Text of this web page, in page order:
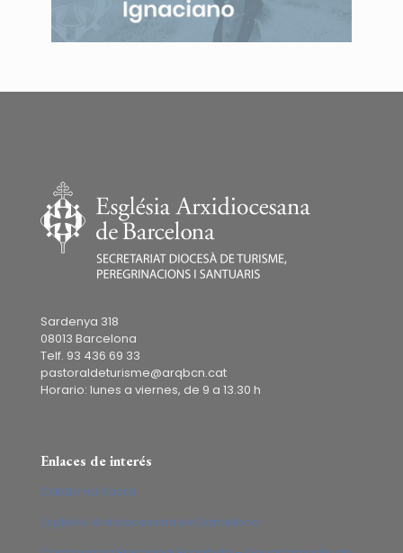
Sardenya 318
08013 Barcelona
Telf. 93 436 69 33
pastoraldeturisme@arqbcn.cat
Horario: lunes a viernes, de 9 a 13.30 h
Enlaces de interés
Catalonia Sacra
Església Arxidiocesana de Barcelona